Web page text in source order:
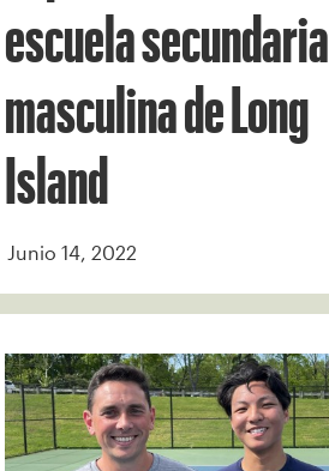
escuela secundaria
masculina de Long
Island
Junio 14, 2022